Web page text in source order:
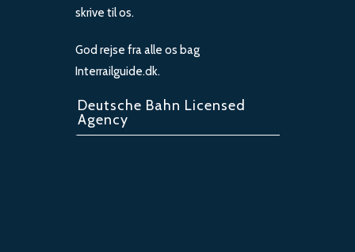
skrive til os.
God rejse fra alle os bag
Interrailguide.dk.
Deutsche Bahn Licensed
Agency